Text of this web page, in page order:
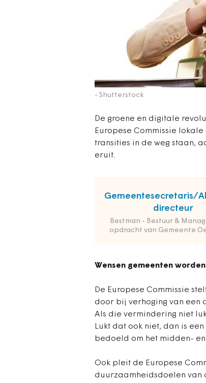
- Shutterstock
De groene en digitale
Europese Commissie
transities in de weg staan,
eruit.
Gemeentesecretaris/
directeur
Bestman - Bestuur &
opdracht van Gemeente
Wensen gemeenten
De Europese Commissie
door bij verhoging van een
Als die vermindering niet
Lukt dat ook niet, dan is
bedoeld om het midden-
Ook pleit de Europese
duurzaamheidsdoelen van